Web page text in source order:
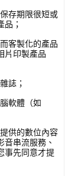
存期限很短或
品；
客製化的產品
片印製產品
誌；
軟體（如
供的數位內容
音串流服務、
事先同意才提